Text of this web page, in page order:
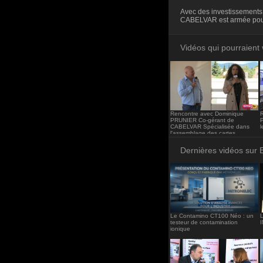
Avec des
CABELVAR est armée
Vidéos qui pourraient
Rencontre avec Dominique
PRUNIER Co-gérant de
CABELVAR Spécialisée dans
l'assemblage des cartes
Dernières vidéos sur
Le Contamino CT100 Néo : un
testeur de contamination
ionique